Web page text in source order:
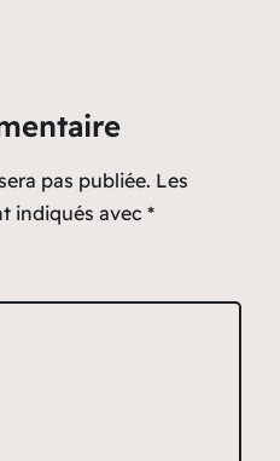
pas publiée. Les
indiqués avec *